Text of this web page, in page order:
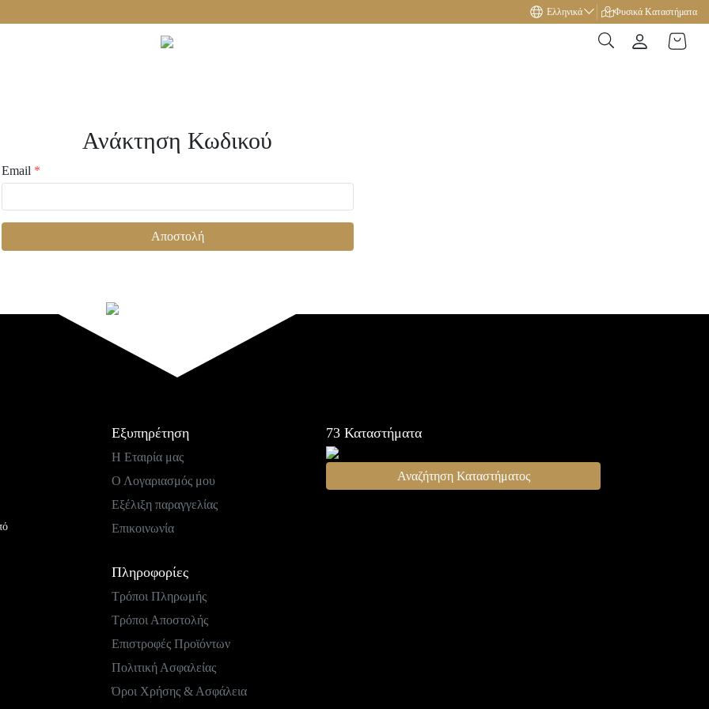
Δώρο με αγορές άνω των 49€!
Ελληνικά Φυσικά Καταστήματα
Ανάκτηση Κωδικού
Email *
Αποστολή
Εξυπηρέτηση
Η Εταιρία μας
Ο Λογαριασμός μου
Εξέλιξη παραγγελίας
Επικοινωνία
Πληροφορίες
Τρόποι Πληρωμής
Τρόποι Αποστολής
Επιστροφές Προϊόντων
Πολιτική Ασφαλείας
Όροι Χρήσης & Ασφάλεια
73 Καταστήματα
Αναζήτηση Καταστήματος